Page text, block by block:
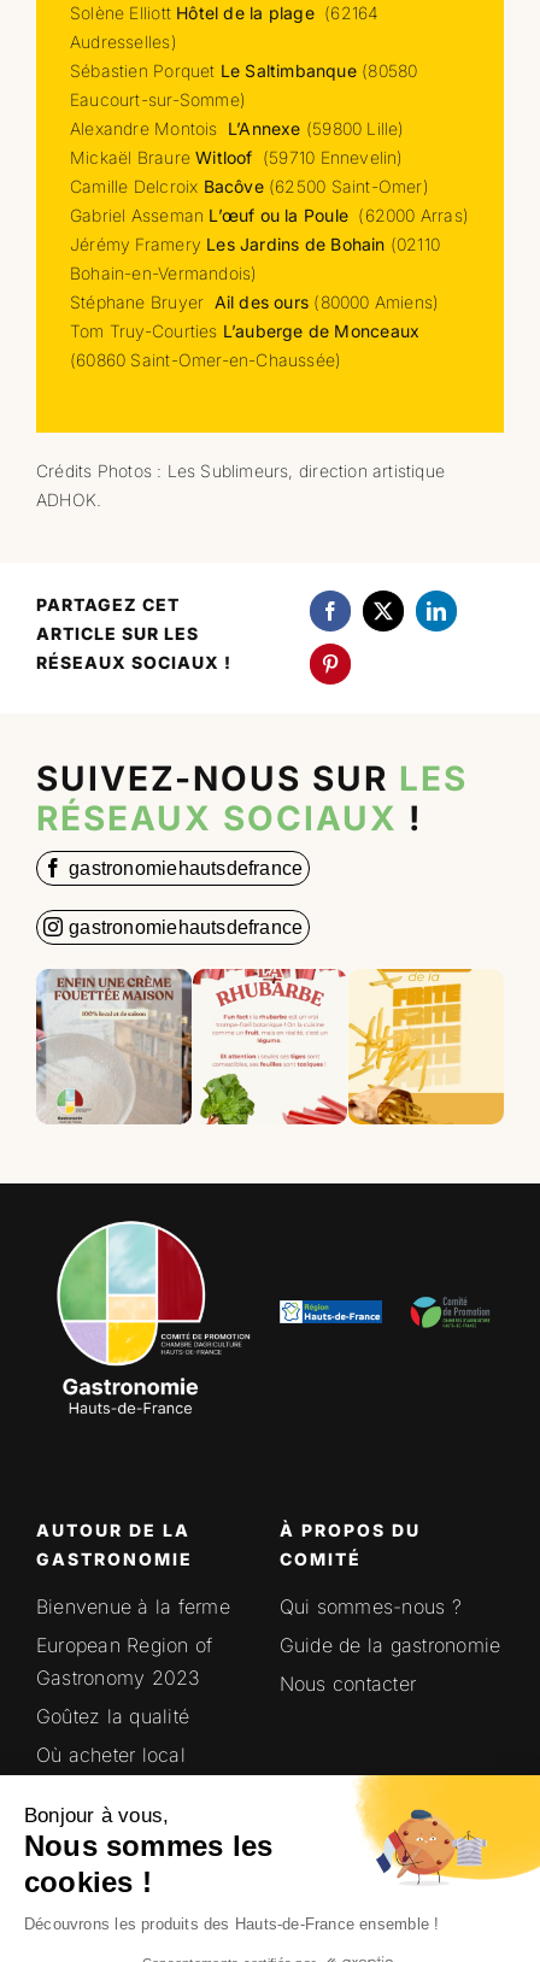
Bonjour à vous,
Nous sommes les
cookies !
Découvrons les produits des Hauts-de-France ensemble !
Solène Elliott Hôtel de la plage (62164
Audresselles)
Sébastien Porquet Le Saltimbanque (80580
Eaucourt-sur-Somme)
Alexandre Montois L’Annexe (59800 Lille)
Mickaël BraureWitloof (59710 Ennevelin)
Camille Delcroix Bacôve (62500 Saint-Omer)
Gabriel Asseman L’œuf ou la Poule (62000 Arras)
Jérémy Framery Les Jardins de Bohain (02110
Bohain-en-Vermandois)
Stéphane Bruyer Ail des ours (80000 Amiens)
Tom Truy-Courties L’auberge de Monceaux
(60860 Saint-Omer-en-Chaussée)
Crédits Photos : Les Sublimeurs, direction artistique
ADHOK.
PARTAGEZ CET
ARTICLE SUR LES
RÉSEAUX SOCIAUX !
SUIVEZ-NOUS SUR LES
RÉSEAUX SOCIAUX !
AUTOUR DE LA
GASTRONOMIE
Bienvenue à la ferme
European Region of
Gastronomy 2023
Goûtez la qualité
Où acheter local
Terroirs Hauts-de-
France
À PROPOS DU
COMITÉ
Qui sommes-nous ?
Guide de la gastronomie
Nous contacter